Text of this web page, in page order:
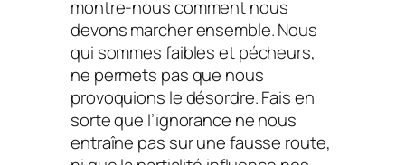
montre-nous comment nous
devons marcher ensemble. Nous
qui sommes faibles et pécheurs,
ne permets pas que nous
provoquions le désordre. Fais en
sorte que l’ignorance ne nous
entraîne pas sur une fausse route,